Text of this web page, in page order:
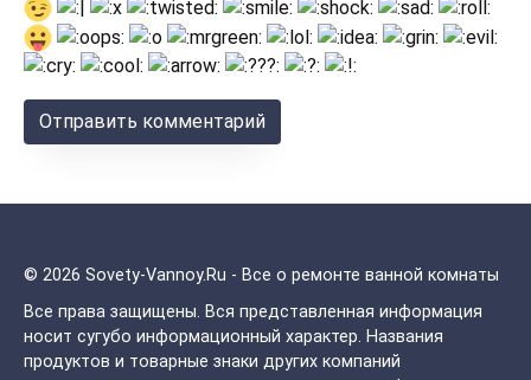
© 2026 Sovety-Vannoy.Ru - Все о ремонте ванной комнаты
Все права защищены. Вся представленная информация
носит сугубо информационный характер. Названия
продуктов и товарные знаки других компаний